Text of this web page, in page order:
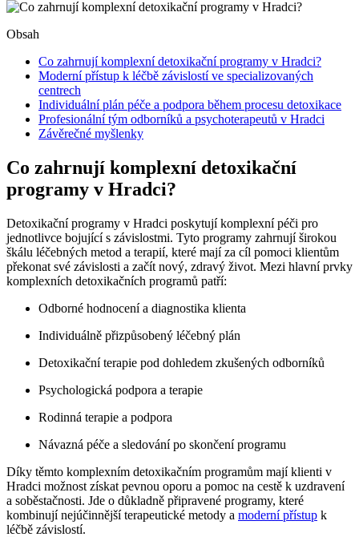
Obsah
Co zahrnují komplexní detoxikační programy v Hradci?
Moderní přístup k léčbě závislostí ve specializovaných
centrech
Individuální plán péče a podpora během procesu detoxikace
Profesionální tým odborníků a psychoterapeutů v Hradci
Závěrečné myšlenky
Co zahrnují komplexní detoxikační
programy v Hradci?
Detoxikační programy v Hradci poskytují komplexní péči pro
jednotlivce bojující s závislostmi. Tyto programy zahrnují širokou
škálu léčebných metod a terapií, které mají za cíl pomoci klientům
překonat své závislosti a začít nový, zdravý život. Mezi hlavní prvky
komplexních detoxikačních programů patří:
Odborné hodnocení a diagnostika klienta
Individuálně přizpůsobený léčebný plán
Detoxikační terapie pod dohledem zkušených odborníků
Psychologická podpora a terapie
Rodinná terapie a podpora
Návazná péče a sledování po skončení programu
Díky těmto komplexním detoxikačním programům mají klienti v
Hradci možnost získat pevnou oporu a pomoc na cestě k uzdravení
a soběstačnosti. Jde o důkladně připravené programy, které
kombinují nejúčinnější terapeutické metody a moderní přístup k
léčbě závislostí.